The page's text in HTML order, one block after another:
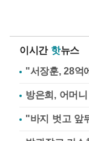
이시간 핫뉴스
"서장훈, 28억
방은희, 어머
"바지 벗고 앞